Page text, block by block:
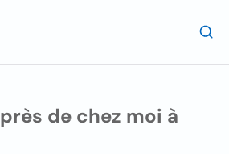
près de chez moi à